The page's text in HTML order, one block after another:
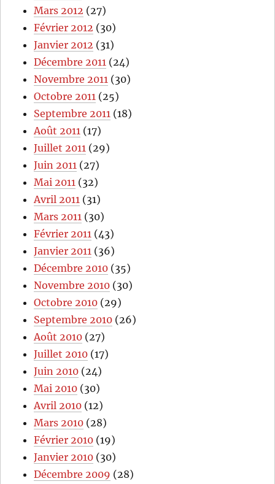
Mars 2012 (27)
Février 2012 (30)
Janvier 2012 (31)
Décembre 2011 (24)
Novembre 2011 (30)
Octobre 2011 (25)
Septembre 2011 (18)
Août 2011 (17)
Juillet 2011 (29)
Juin 2011 (27)
Mai 2011 (32)
Avril 2011 (31)
Mars 2011 (30)
Février 2011 (43)
Janvier 2011 (36)
Décembre 2010 (35)
Novembre 2010 (30)
Octobre 2010 (29)
Septembre 2010 (26)
Août 2010 (27)
Juillet 2010 (17)
Juin 2010 (24)
Mai 2010 (30)
Avril 2010 (12)
Mars 2010 (28)
Février 2010 (19)
Janvier 2010 (30)
Décembre 2009 (28)